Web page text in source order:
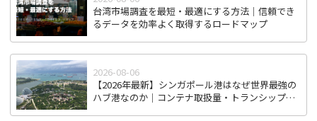
台湾市場調査を最短・最適にする方法｜信頼でき
るデータを効率よく取得するロードマップ
2026-08-06
【2026年最新】シンガポール港はなぜ世界最強の
ハブ港なのか｜コンテナ取扱量・トランシップ機